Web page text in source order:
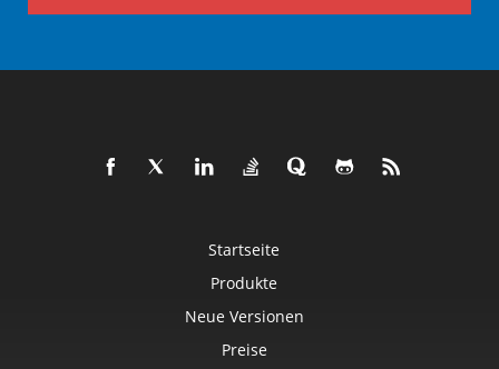
Startseite
Produkte
Neue Versionen
Preise